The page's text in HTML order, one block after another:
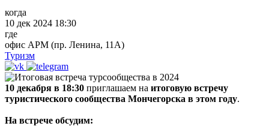
когда
10 дек 2024 18:30
где
офис АРМ (пр. Ленина, 11А)
Туризм
10 декабря в 18:30 приглашаем на итоговую встречу
туристического сообщества Мончегорска в этом году.
На встрече обсудим: